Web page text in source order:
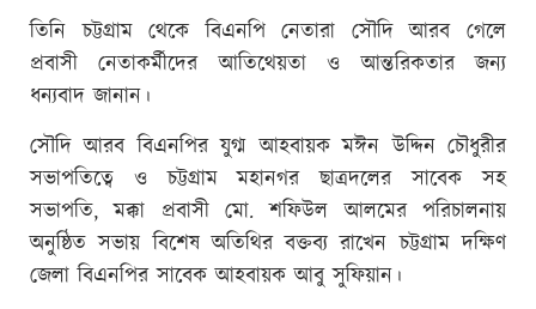
তিনি চট্টগ্রাম থেকে বিএনপি নেতারা সৌদি আরব গেলে
প্রবাসী নেতাকর্মীদের আতিথেয়তা ও আন্তরিকতার জন্য
ধন্যবাদ জানান।
সৌদি আরব বিএনপির যুগ্ম আহবায়ক মঈন উদ্দিন চৌধুরীর
সভাপতিত্বে ও চট্টগ্রাম মহানগর ছাত্রদলের সাবেক সহ
সভাপতি, মক্কা প্রবাসী মো. শফিউল আলমের পরিচালনায়
অনুষ্ঠিত সভায় বিশেষ অতিথির বক্তব্য রাখেন চট্টগ্রাম দক্ষিণ
জেলা বিএনপির সাবেক আহবায়ক আবু সুফিয়ান।